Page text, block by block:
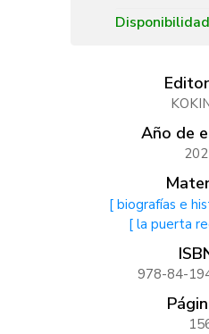
Año de
[ biografías e
[ la puerta
978-84-